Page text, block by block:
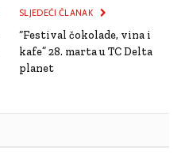
SLJEDEĆI ČLANAK
“Festival čokolade, vina i
kafe” 28. marta u TC Delta
planet